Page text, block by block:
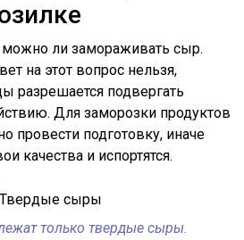
ли замораживать сыр.
на этот вопрос нельзя,
разрешается подвергать
Для заморозки продуктов
провести подготовку, иначе
качества и испортятся.
только твердые сыры.